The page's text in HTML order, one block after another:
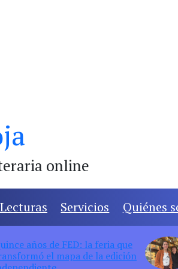
online
Lecturas Servicios Quiénes
años de FED: la feria que
el mapa de la edición